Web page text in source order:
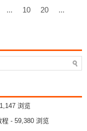
... 10 20
...
浏览
程 - 59,380 浏览